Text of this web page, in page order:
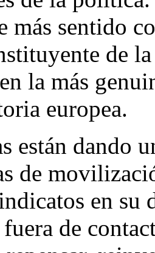
más sentido
de
la más
europea.
están dando
de
en su
de